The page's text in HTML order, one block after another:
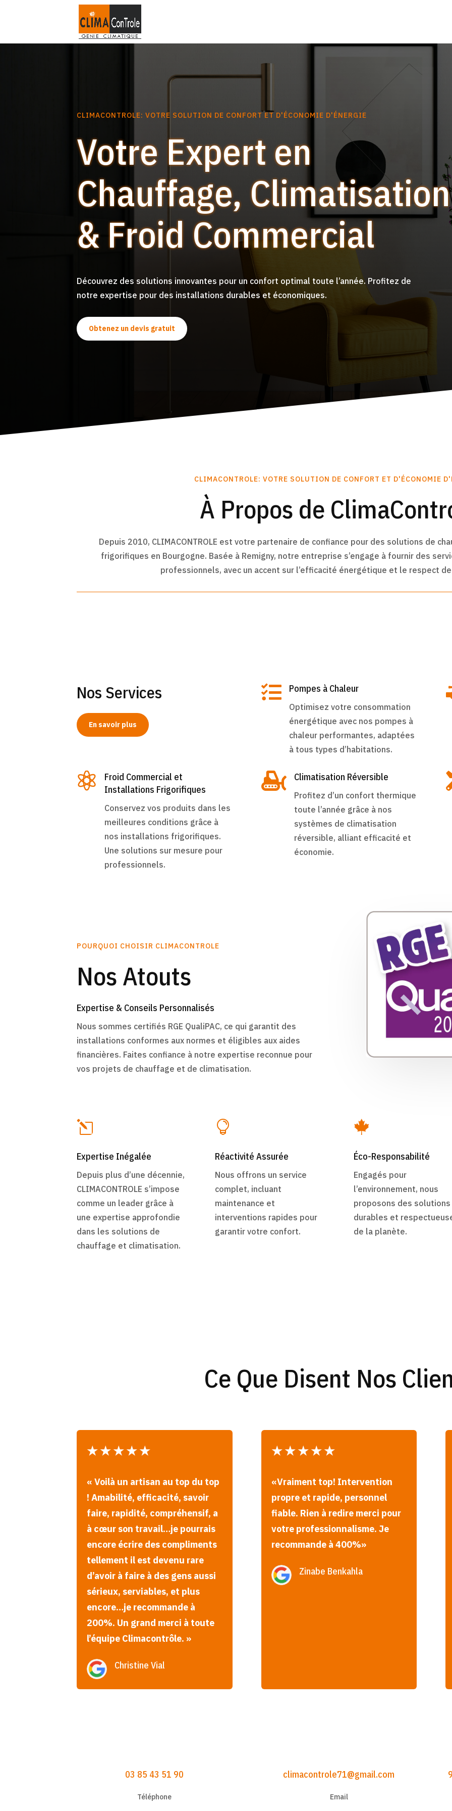
CLIMACONTROLE: VOTRE SOLUTION DE CONFORT ET D'ÉCONOMIE D'ÉNERGIE
Votre Expert en
Chauffage, Climatisation
& Froid Commercial
Découvrez des solutions innovantes pour un confort optimal toute l’année. Profitez de
notre expertise pour des installations durables et économiques.
Obtenez un devis gratuit
CLIMACONTROLE: VOTRE SOLUTION DE CONFORT ET D'ÉCONOMIE
À Propos de
Depuis 2010, CLIMACONTROLE est votre partenaire de confiance pour des solutions de
frigorifiques en Bourgogne. Basée à Remigny, notre entreprise s’engage à fournir des
professionnels, avec un accent sur l’efficacité énergétique et le respect de
Nos Services
En savoir plus

Froid Commercial et
Installations Frigorifiques
Conservez vos produits dans les
meilleures conditions grâce à
nos installations frigorifiques.
Une solutions sur mesure pour
professionnels.
 Pompes à Chaleur
Optimisez votre consommation
énergétique avec nos pompes à
chaleur performantes, adaptées
à tous types d’habitations.
 Climatisation Réversible
Profitez d’un confort thermique
toute l’année grâce à nos
systèmes de climatisation
réversible, alliant efficacité et
économie.
POURQUOI CHOISIR CLIMACONTROLE
Nos Atouts
Expertise & Conseils Personnalisés
Nous sommes certifiés RGE QualiPAC, ce qui garantit des
installations conformes aux normes et éligibles aux aides
financières. Faites confiance à notre expertise reconnue pour
vos projets de chauffage et de climatisation.
l
Expertise Inégalée
Depuis plus d’une décennie,
CLIMACONTROLE s’impose
comme un leader grâce à
une expertise approfondie
dans les solutions de
chauffage et climatisation.

Réactivité Assurée
Nous offrons un service
complet, incluant
maintenance et
interventions rapides pour
garantir votre confort.

Éco-Responsabilité
Engagés pour
l’environnement, nous
proposons des solutions
durables et
de la planète.
Ce Que Disent Nos
★★★★★
« Voilà un artisan au top du top
! Amabilité, efficacité, savoir
faire, rapidité, compréhensif, a
à cœur son travail…je pourrais
encore écrire des compliments
tellement il est devenu rare
d’avoir à faire à des gens aussi
sérieux, serviables, et plus
encore…je recommande à
200%. Un grand merci à toute
l’équipe Climacontrôle. »
Christine Vial
★★★★★
«Vraiment top! Intervention
propre et rapide, personnel
fiable. Rien à redire merci pour
votre professionnalisme. Je
recommande à 400%»
Zinabe Benkahla
03 85 43 51 90
Téléphone
climacontrole71@gmail.com
Email